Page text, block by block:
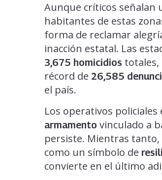
Aunque críticos señalan
habitantes de estas
forma de reclamar
inacción estatal. Las
3,675 homicidios
récord de 26,585
el país.
Los operativos policiales
armamento vinculado a
persiste. Mientras tanto,
como un símbolo de
convierte en el último